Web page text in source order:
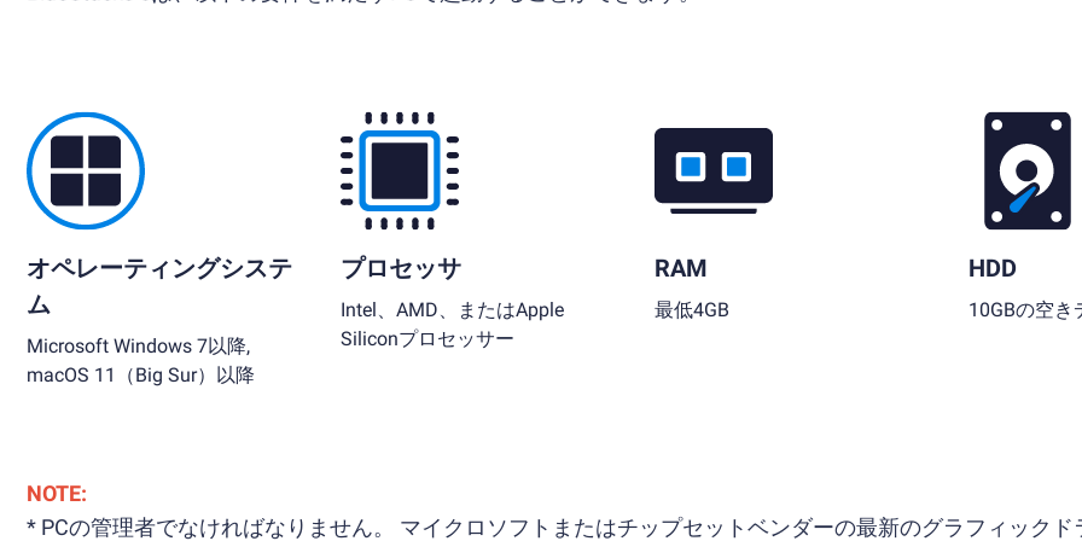
オペレーティングシステ
ム
Microsoft Windows 7以降,
macOS 11（Big Sur）以降
プロセッサ
Intel、AMD、またはApple
Siliconプロセッサー
RAM
最低4GB
HDD
10GBの空き
NOTE:
* PCの管理者でなければなりません。 マイクロソフトまたはチップセットベンダーの最新のグラフィックド